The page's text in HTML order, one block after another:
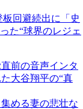
回避続出に「史
た“球界のレジェ
前の音声インタ
大谷翔平の“真
める妻の悲壮な